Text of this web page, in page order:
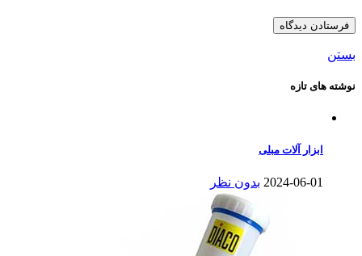
بستن
نوشته های تازه
ابزار آلات مبلی
2024-06-01 بدون نظر